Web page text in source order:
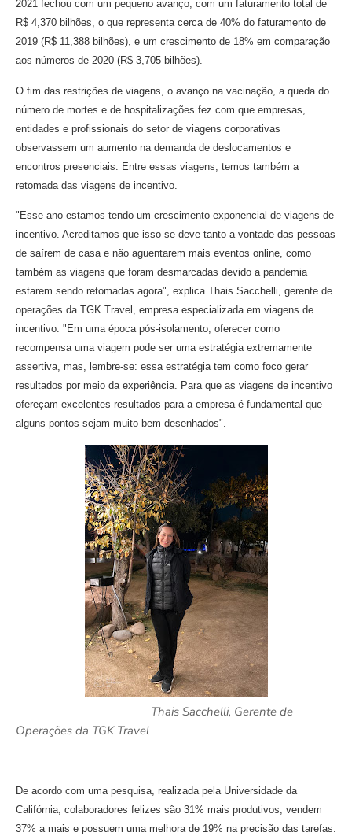
2021 fechou com um pequeno avanço, com um faturamento total de
R$ 4,370 bilhões, o que representa cerca de 40% do faturamento de
2019 (R$ 11,388 bilhões), e um crescimento de 18% em comparação
aos números de 2020 (R$ 3,705 bilhões).
O fim das restrições de viagens, o avanço na vacinação, a queda do
número de mortes e de hospitalizações fez com que empresas,
entidades e profissionais do setor de viagens corporativas
observassem um aumento na demanda de deslocamentos e
encontros presenciais. Entre essas viagens, temos também a
retomada das viagens de incentivo.
"Esse ano estamos tendo um crescimento exponencial de viagens de
incentivo. Acreditamos que isso se deve tanto a vontade das pessoas
de saírem de casa e não aguentarem mais eventos online, como
também as viagens que foram desmarcadas devido a pandemia
estarem sendo retomadas agora", explica Thais Sacchelli, gerente de
operações da TGK Travel, empresa especializada em viagens de
incentivo. " Em uma época pós-isolamento, oferecer como
recompensa uma viagem pode ser uma estratégia extremamente
assertiva, mas, lembre-se: essa estratégia tem como foco gerar
resultados por meio da experiência. Para que as viagens de incentivo
ofereçam excelentes resultados para a empresa é fundamental que
alguns pontos sejam muito bem desenhados".
Thais Sacchelli, Gerente de
Operações da TGK Travel
De acordo com uma pesquisa, realizada pela Universidade da
Califórnia, colaboradores felizes são 31% mais produtivos, vendem
37% a mais e possuem uma melhora de 19% na precisão das tarefas.